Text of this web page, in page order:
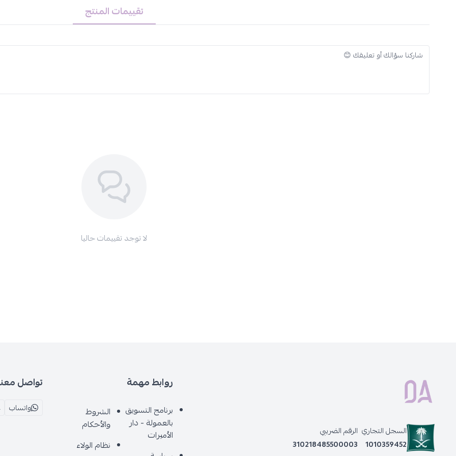
الميزات الرئيسية:
الماركة: صالون سيستم
هذا الكرسي هو اختيار ممتاز لأي خطة
تقييمات المنتج
لا توجد تقييمات حاليا
السجل التجاري
1010359452
الرقم الضريبي
310218485500003
روابط مهمة
برنامج التسويق
بالعمولة - دار
الأميرات
الشروط
والأحكام
نظام الولاء
تواصل
واتساب